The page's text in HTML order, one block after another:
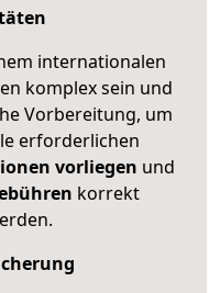
internationalen
komplex sein und
Vorbereitung, um
erforderlichen
vorliegen und
korrekt